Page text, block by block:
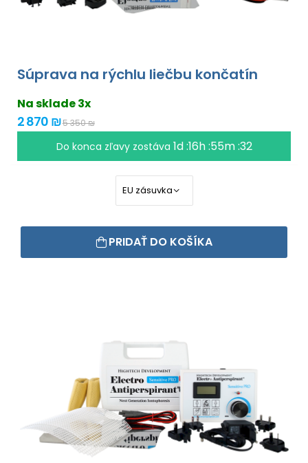
Súprava na rýchlu liečbu končatín
Na sklade 3x
2 870 ₪5 350 ₪
Do konca zľavy zostáva1d :16h :55m :31
PRIDAŤ DO KOŠÍKA